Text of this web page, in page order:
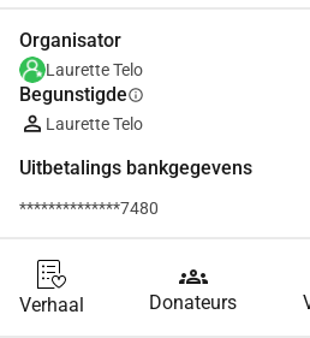
Organisator
Laurette Telo
Begunstigdeinfo
Laurette Telo
Uitbetalings bankgegevens
**************7480
Verhaal
groups
Donateurs